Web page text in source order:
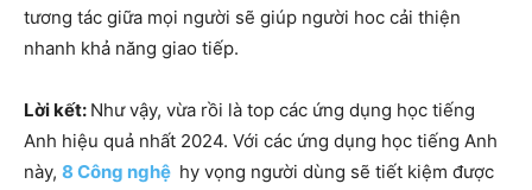
tương tác giữa mọi người sẽ giúp người hoc cải thiện
nhanh khả năng giao tiếp.
Lời kết: Như vậy, vừa rồi là top các ứng dụng học tiếng
Anh hiệu quả nhất 2024. Với các ứng dụng học tiếng Anh
này, 8 Công nghệ hy vọng người dùng sẽ tiết kiệm được